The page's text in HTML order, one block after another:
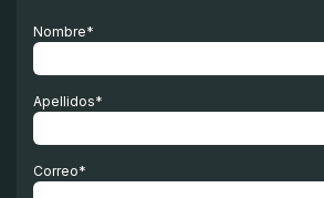
Nombre*
Apellidos*
Correo*